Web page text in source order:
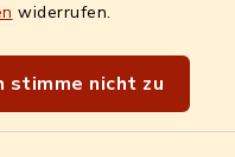
widerrufen.
stimme nicht zu